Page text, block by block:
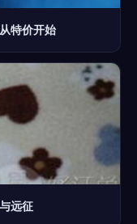
特价开始
远征